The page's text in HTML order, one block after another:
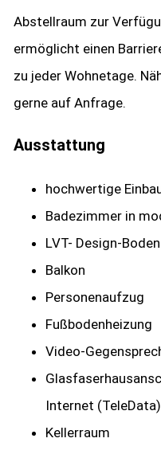
Abstellraum zur
ermöglicht einen
zu jeder Wohnetage.
gerne auf Anfrage.
Ausstattung
hochwertige
Badezimmer in
LVT- Design-Boden
Balkon
Personenaufzug
Fußbodenheizung
Video-
Internet (TeleData)
Kellerraum